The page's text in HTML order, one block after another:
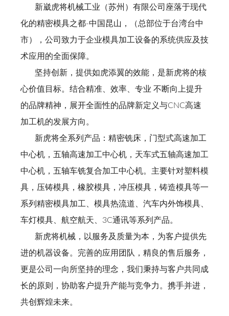
新崴虎将机械工业（苏州）有限公司座落于现代
化的精密模具之都-中国昆山，（总部位于台湾台中
市），公司致力于企业模具加工设备的系统供应及技
术应用的全面保障。
坚持创新，提供如虎添翼的效能，是新虎将的核
心价值目标。结合精准、效率、专业 不断向上提升
的品牌精神，展开全面性的品牌新定义与CNC高速
加工机的发展方向。
新虎将全系列产品：精密铣床，门型式高速加工
中心机，五轴高速加工中心机，天车式五轴高速加工
中心机，五轴车铣复合加工中心机。主要针对塑料模
具，压铸模具，橡胶模具，冲压模具，铸造模具等一
系列精密模具加工、模具热流道、汽车内外饰模具、
车灯模具、航空航天、3C通讯等系列产品。
新虎将机械，以服务及质量为本，为客户提供先
进的机器设备。完善的应用团队，精良的售后服务，
更是公司一向所坚持的理念，我们秉持与客户共同成
长的原则，协助客户提升产能与竞争力。携手并进，
共创辉煌未来。